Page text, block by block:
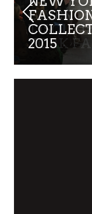
TISCI,
YORK